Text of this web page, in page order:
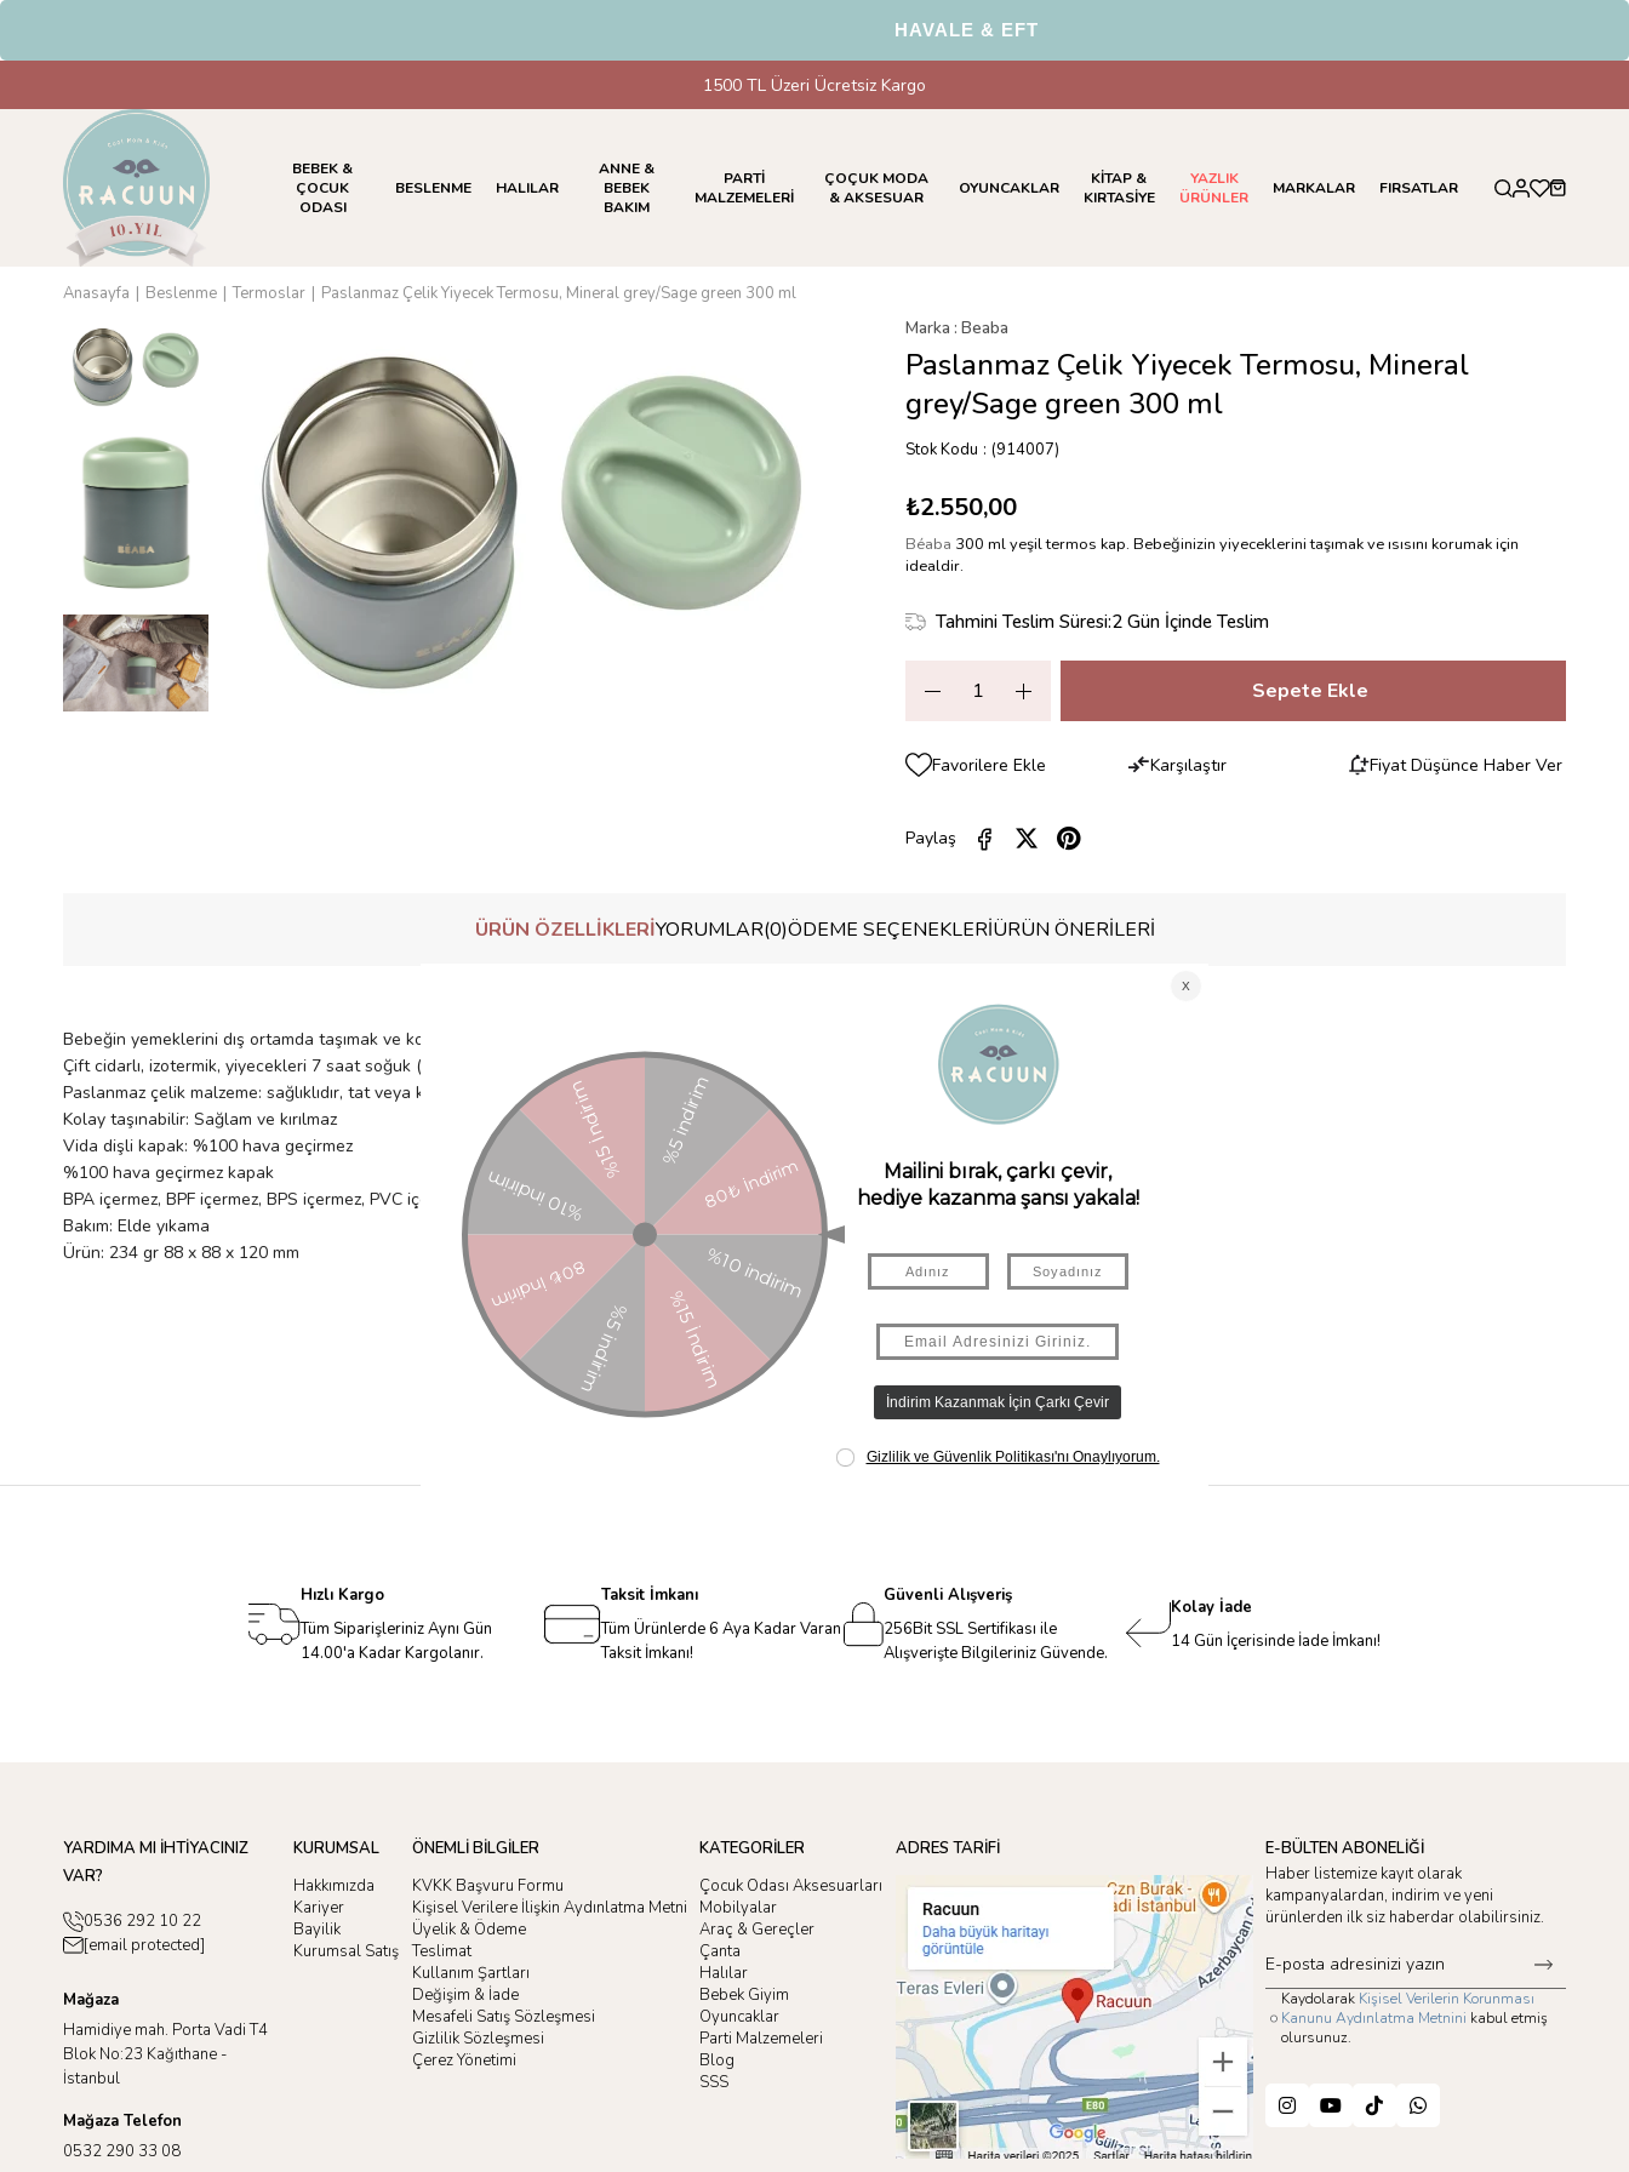
HAVALE & EFT Ödemelerinde %5 İndirim
1500 TL Üzeri Ücretsiz Kargo
BEBEK &
ÇOCUK
ODASI
BESLENME HALILAR
ANNE &
BEBEK
BAKIM
PARTİ
MALZEMELERİ
ÇOÇUK MODA
& AKSESUAR
OYUNCAKLAR
KİTAP &
KIRTASİYE
YAZLIK
ÜRÜNLER
MARKALAR FIRSATLAR
Anasayfa Beslenme Termoslar Paslanmaz Çelik Yiyecek Termosu, Mineral grey/Sage green 300 ml
Marka : Beaba
Paslanmaz Çelik Yiyecek Termosu, Mineral
grey/Sage green 300 ml
Stok Kodu (914007)
₺2.550,00
Béaba 300 ml yeşil termos kap. Bebeğinizin yiyeceklerini taşımak ve ısısını korumak için
idealdir.
Tahmini Teslim Süresi:2 Gün İçinde Teslim
Favorilere Ekle Karşılaştır Fiyat Düşünce Haber Ver
Paylaş
ÜRÜN ÖZELLIKLERIYORUMLAR(0)ÖDEME SEÇENEKLERIÜRÜN ÖNERILERI
Bebeğin yemeklerini dış ortamda taşımak ve korumak için kullanılabilir. Tat ve koku aktarımı yapmaz, sıcak ve soğuk koruma sağlar.
Çift cidarlı, izotermik, yiyecekleri 7 saat soğuk (meyve kompostosu) ve yemekleri 6 saat sıcak (püre veya benzeri) tutar.
Paslanmaz çelik malzeme: sağlıklıdır, tat veya koku aktarımı yapmaz.
Kolay taşınabilir: Sağlam ve kırılmaz
Vida dişli kapak: %100 hava geçirmez
%100 hava geçirmez kapak
BPA içermez, BPF içermez, BPS içermez, PVC içermez, ftalat içermez (*mevcut düzenlemelere uygun olarak üretilmiştir.)
Bakım: Elde yıkama
Ürün: 234 gr 88 x 88 x 120 mm
Hızlı Kargo
Tüm Siparişleriniz Aynı Gün
14.00'a Kadar Kargolanır.
Taksit İmkanı
Tüm Ürünlerde 6 Aya Kadar Varan
Taksit İmkanı!
Güvenli Alışveriş
256Bit SSL Sertifikası ile
Alışverişte Bilgileriniz Güvende.
Kolay İade
14 Gün İçerisinde İade İmkanı!
YARDIMA MI İHTİYACINIZ
VAR?
0536 292 10 22
[email protected]
Mağaza
Hamidiye mah. Porta Vadi T4
Blok No:23 Kağıthane -
İstanbul
Mağaza Telefon
0532 290 33 08
KURUMSAL
Hakkımızda
Kariyer
Bayilik
Kurumsal Satış
ÖNEMLİ BİLGİLER
KVKK Başvuru Formu
Kişisel Verilere İlişkin Aydınlatma Metni
Üyelik & Ödeme
Teslimat
Kullanım Şartları
Değişim & İade
Mesafeli Satış Sözleşmesi
Gizlilik Sözleşmesi
Çerez Yönetimi
KATEGORİLER
Çocuk Odası Aksesuarları
Mobilyalar
Araç & Gereçler
Çanta
Halılar
Bebek Giyim
Oyuncaklar
Parti Malzemeleri
Blog
SSS
ADRES TARİFİ
E-BÜLTEN ABONELİĞİ
Haber listemize kayıt olarak
kampanyalardan, indirim ve yeni
ürünlerden ilk siz haberdar olabilirsiniz.
Kaydolarak Kişisel Verilerin Korunması
Kanunu Aydınlatma Metnini kabul etmiş
olursunuz.